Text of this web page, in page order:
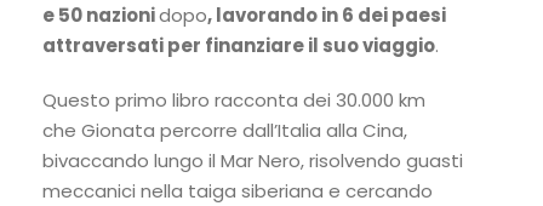
e 50 nazionidopo, lavorando in 6 dei paesi
attraversati per finanziare il suo viaggio.
Questo primo libro racconta dei 30.000 km
che Gionata percorre dall’Italia alla Cina,
bivaccando lungo il Mar Nero, risolvendo guasti
meccanici nella taiga siberiana e cercando